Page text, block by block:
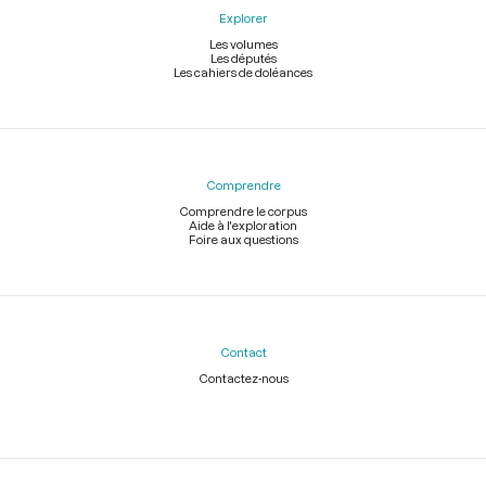
Explorer
Les volumes
Les députés
Les cahiers de doléances
Comprendre
Comprendre le corpus
Aide à l'exploration
Foire aux questions
Contact
Contactez-nous
Légal